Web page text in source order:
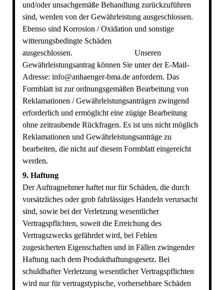
und/oder unsachgemäße Behandlung zurückzuführen
sind, werden von der Gewährleistung ausgeschlossen.
Ebenso sind Korrosion / Oxidation und sonstige
witterungsbedingte Schäden
ausgeschlossen. Unseren
Gewährleistungsantrag können Sie unter der E-Mail-
Adresse: info@anhaenger-bma.de anfordern. Das
Formblatt ist zur ordnungsgemäßen Bearbeitung von
Reklamationen / Gewährleistungsanträgen zwingend
erforderlich und ermöglicht eine zügige Bearbeitung
ohne zeitraubende Rückfragen. Es ist uns nicht möglich
Reklamationen und Gewährleistungsanträge zu
bearbeiten, die nicht auf diesem Formblatt eingereicht
werden.
9. Haftung
Der Auftragnehmer haftet nur für Schäden, die durch
vorsätzliches oder grob fahrlässiges Handeln verursacht
sind, sowie bei der Verletzung wesentlicher
Vertragspflichten, soweit die Erreichung des
Vertragszwecks gefährdet wird, bei Fehlen
zugesicherten Eigenschaften und in Fällen zwingender
Haftung nach dem Produkthaftungsgesetz. Bei
schuldhafter Verletzung wesentlicher Vertragspflichten
wird nur für vertragstypische, vorhersehbare Schäden